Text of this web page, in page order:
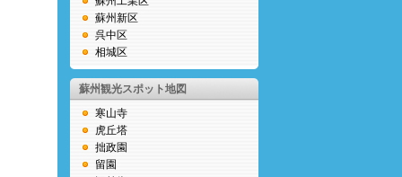
蘇州新区
呉中区
相城区
蘇州観光スポット地図
寒山寺
虎丘塔
拙政園
留園